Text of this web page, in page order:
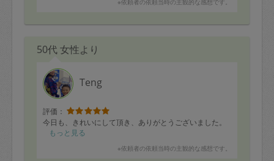
※依頼者の依頼当時の主観的な感想です。
50代 女性より
Teng
評価：
今日も、きれいにして頂き、ありがとうございました。
もっと見る
※依頼者の依頼当時の主観的な感想です。